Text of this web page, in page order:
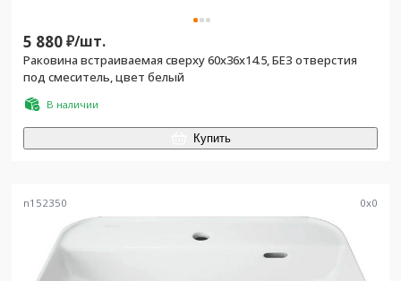
5 880₽/шт.
Раковина встраиваемая сверху 60х36х14.5, БЕЗ отверстия
под смеситель, цвет белый
В наличии
Купить
n152350 0x0